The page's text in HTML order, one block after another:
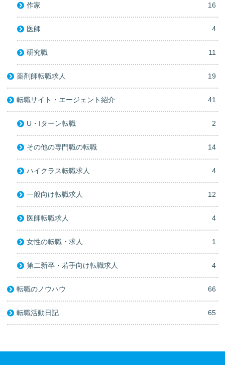
作家 16
医師 4
研究職 11
薬剤師転職求人 19
転職サイト・エージェント紹介 41
U・Iターン転職 2
その他の専門職の転職 14
ハイクラス転職求人 4
一般向け転職求人 12
医師転職求人 4
女性の転職・求人 1
第二新卒・若手向け転職求人 4
転職のノウハウ 66
転職活動日記 65